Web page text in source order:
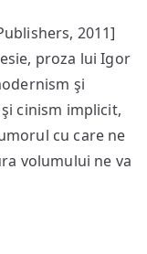
2011]
proza lui Igor
şi
cinism implicit,
cu care ne
volumului ne va